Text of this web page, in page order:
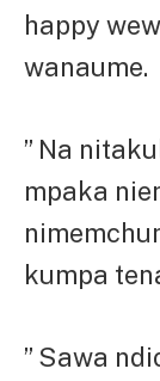
happy
wanaume.
” Na
mpaka
kumpa
” Sawa